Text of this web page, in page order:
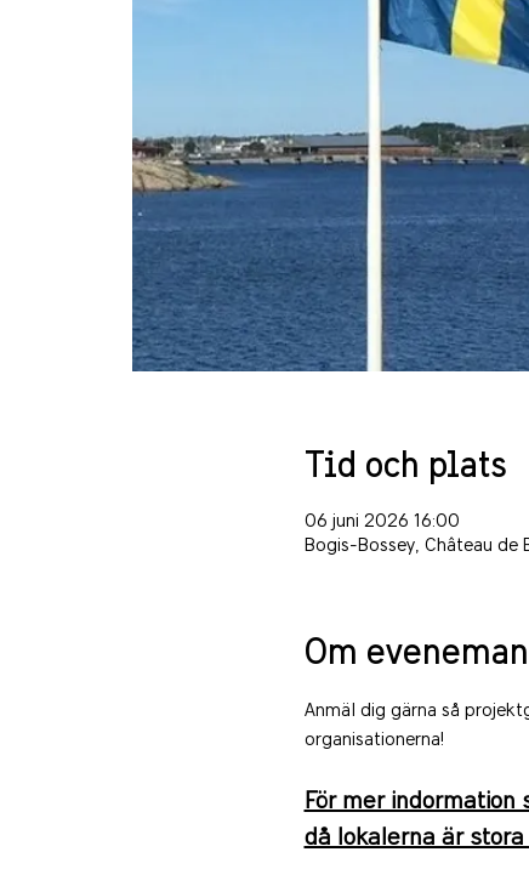
Tid och plats
06 juni 2026 16:00
Bogis-Bossey, Château de
Om
Anmäl dig gärna så
organisationerna!
För mer
då lokalerna är stora